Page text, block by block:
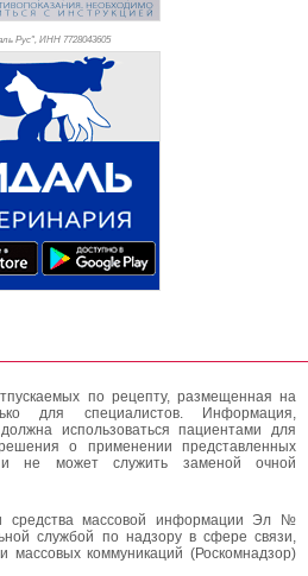
Рус", ИНН 7728043605
по рецепту, размещенная на
для специалистов. Информация,
использоваться пациентами для
о применении представленных
и не может служить заменой очной
средства массовой информации Эл №
службой по надзору в сфере связи,
массовых коммуникаций (Роскомнадзор)